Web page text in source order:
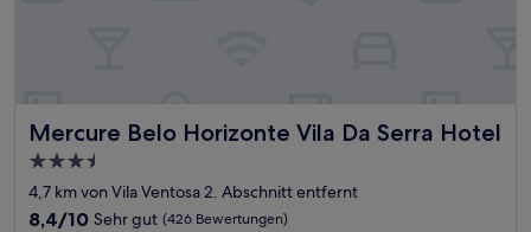
Mercure Belo Horizonte Vila Da Serra Hotel
Mercure Belo Horizonte Vila Da Serra Hotel
3.5-
Sterne-
Unterkunft
4,7 km von Vila Ventosa 2. Abschnitt entfernt
8.4
8,4/10 Sehr gut (426 Bewertungen)